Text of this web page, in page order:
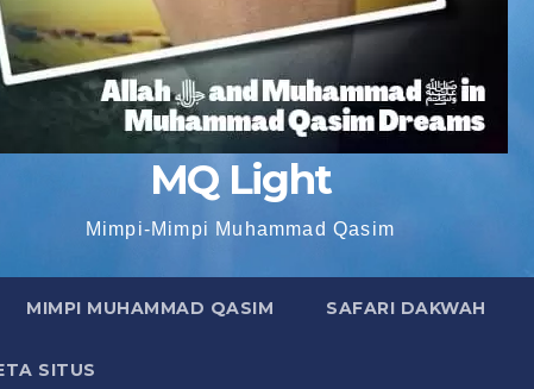
MQ Light
Mimpi-Mimpi Muhammad Qasim
MIMPI MUHAMMAD QASIM SAFARI DAKWAH
SITUS